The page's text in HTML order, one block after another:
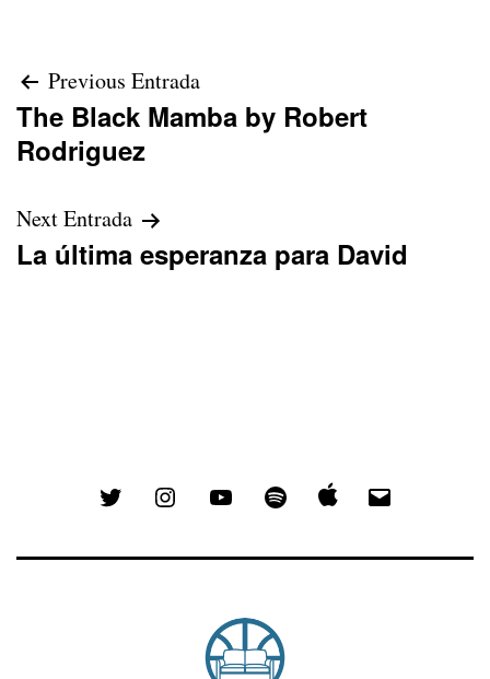
Navegación
de
Previous Entrada
The Black Mamba by Robert
Rodriguez
Next Entrada
La última esperanza para David
Twitter Instagram YouTube Spotify